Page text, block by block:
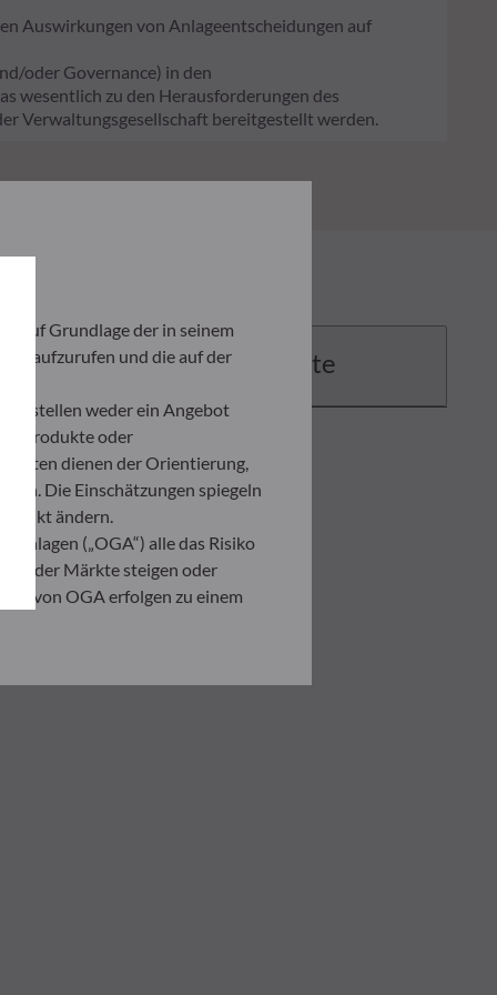
Auswirkungen von Anlageentscheidungen auf
oder Governance) in den
wesentlich zu den Herausforderungen des
Verwaltungsgesellschaft bereitgestellt werden.
Dokumente
auf Grundlage der in seinem
aufzurufen und die auf der
stellen weder ein Angebot
Produkte oder
dienen der Orientierung,
Die Einschätzungen spiegeln
ändern.
Anlagen („OGA“) alle das Risiko
der Märkte steigen oder
von OGA erfolgen zu einem
Anlage, die auf der
in jedem Fall seine
der Ausführungsanzeige und
jeden Anlegers abhängig.
sind auf Anfrage erhältlich.
Verzögerung auch